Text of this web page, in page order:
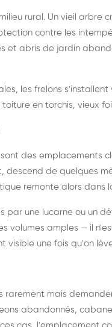
rural. Un vieil arbre
contre les
et abris de jardin
les frelons
en torchis, vieux
des emplacements
descend de quelques
remonte alors dans
par une lucarne ou un
volumes amples — il
une fois qu'on
rarement mais
abandonnés,